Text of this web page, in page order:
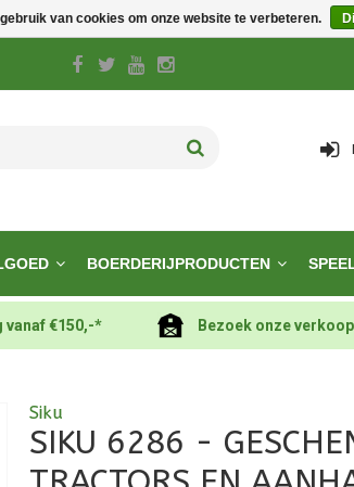
BOERDERIJPRODUCTEN
vanaf €150,-* Bezoek onze
Siku
SIKU 6286 -
van cookies om onze website te verbeteren.